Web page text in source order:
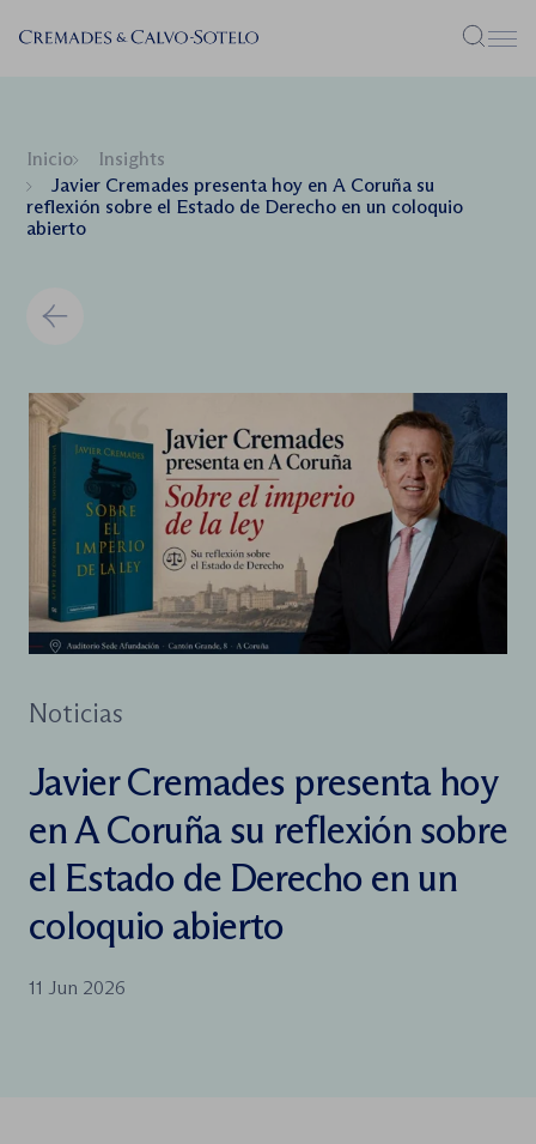
Menú
Inicio
Insights
Javier Cremades presenta hoy en A Coruña su
reflexión sobre el Estado de Derecho en un coloquio
abierto
Noticias
Javier Cremades presenta hoy
en A Coruña su reflexión sobre
el Estado de Derecho en un
coloquio abierto
11 Jun 2026